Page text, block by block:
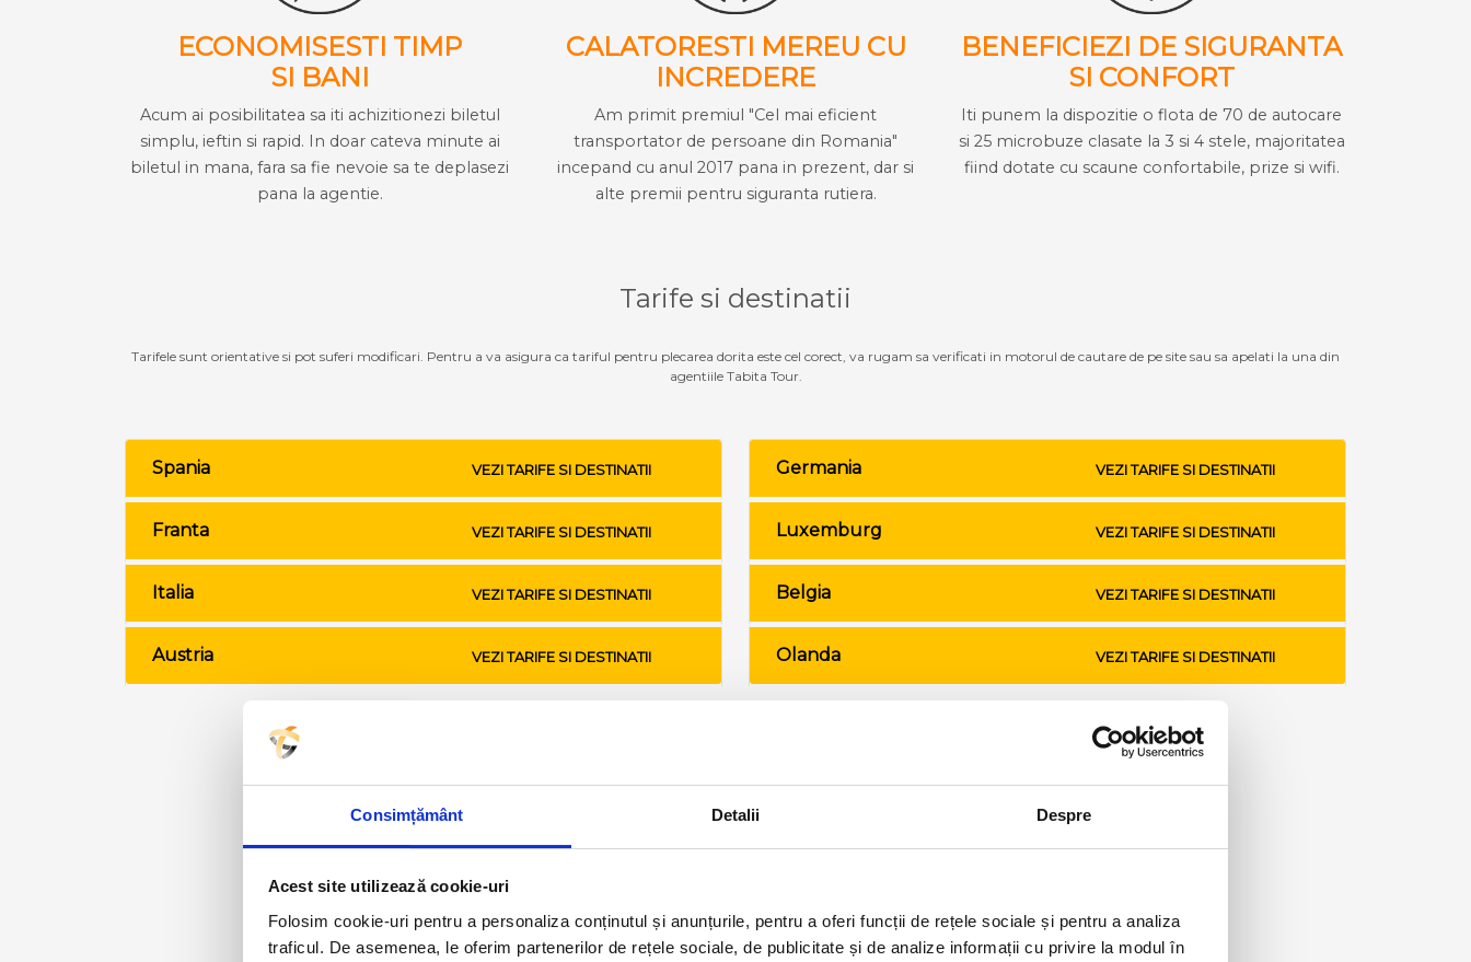
Consimțământ Detalii Despre
Acest site utilizează cookie-uri
Folosim cookie-uri pentru a personaliza conținutul și anunțurile, pentru a oferi funcții de rețele sociale și pentru a analiza
traficul. De asemenea, le oferim partenerilor de rețele sociale, de publicitate și de analize informații cu privire la modul în
ECONOMISESTI TIMP
SI BANI
Acum ai posibilitatea sa iti achizitionezi biletul
simplu, ieftin si rapid. In doar cateva minute ai
biletul in mana, fara sa fie nevoie sa te deplasezi
pana la agentie.
CALATORESTI MEREU CU
INCREDERE
Am primit premiul "Cel mai eficient
transportator de persoane din Romania"
incepand cu anul 2017 pana in prezent, dar si
alte premii pentru siguranta rutiera.
BENEFICIEZI DE SIGURANTA
SI CONFORT
Iti punem la dispozitie o flota de 70 de autocare
si 25 microbuze clasate la 3 si 4 stele, majoritatea
fiind dotate cu scaune confortabile, prize si wifi.
Tarife si destinatii
Tarifele sunt orientative si pot suferi modificari. Pentru a va asigura ca tariful pentru plecarea dorita este cel corect, va rugam sa verificati in motorul de cautare de pe site sau sa apelati la una din
agentiile Tabita Tour.
Spania VEZI TARIFE SI DESTINATII
Franta VEZI TARIFE SI DESTINATII
Italia VEZI TARIFE SI DESTINATII
Austria VEZI TARIFE SI DESTINATII
Germania VEZI TARIFE SI DESTINATII
Luxemburg VEZI TARIFE SI DESTINATII
Belgia VEZI TARIFE SI DESTINATII
Olanda VEZI TARIFE SI DESTINATII